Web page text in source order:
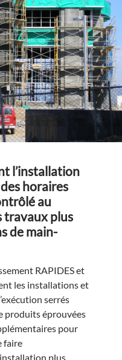
l’installation
horaires
au
travaux plus
de main-
RAPIDES et
les installations et
serrés
produits éprouvées
pour
faire
plus